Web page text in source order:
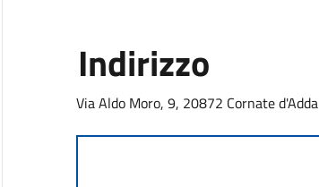
Indirizzo
Via Aldo Moro, 9, 20872 Cornate